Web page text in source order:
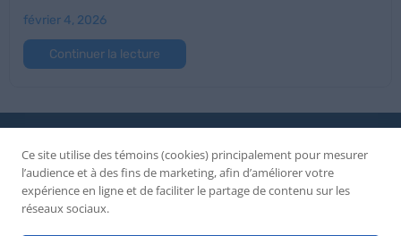
février 4, 2026
Continuer la lecture
Ce site utilise des témoins (cookies) principalement pour mesurer
l’audience et à des fins de marketing, afin d’améliorer votre
expérience en ligne et de faciliter le partage de contenu sur les
réseaux sociaux.